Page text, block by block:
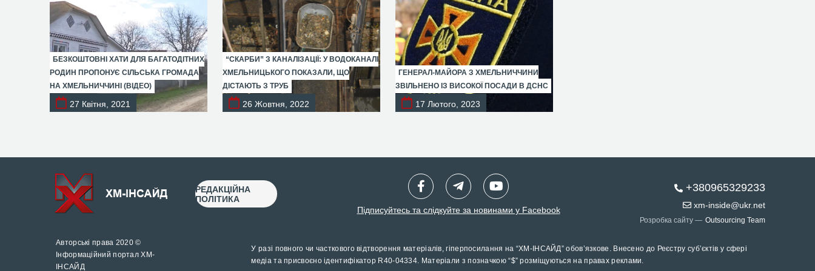
БЕЗКОШТОВНІ ХАТИ ДЛЯ БАГАТОДІТНИХ
РОДИН ПРОПОНУЄ СІЛЬСЬКА ГРОМАДА
НА ХМЕЛЬНИЧЧИНІ (ВІДЕО)
27 Квітня, 2021
“СКАРБИ” З КАНАЛІЗАЦІЇ: У ВОДОКАНАЛІ
ХМЕЛЬНИЦЬКОГО ПОКАЗАЛИ, ЩО
ДІСТАЮТЬ З ТРУБ
26 Жовтня, 2022
ГЕНЕРАЛ-МАЙОРА З ХМЕЛЬНИЧЧИНИ
ЗВІЛЬНЕНО ІЗ ВИСОКОЇ ПОСАДИ В ДСНС
17 Лютого, 2023
РЕДАКЦІЙНА
ПОЛІТИКА
Підписуйтесь та слідкуйте за новинами у Facebook
+380965329233
xm-inside@ukr.net
Розробка сайту — Outsourcing Team
Авторські права 2020 ©
Інформаційний портал ХМ-
ІНСАЙД
У разі повного чи часткового відтворення матеріалів, гіперпосилання на “ХМ-ІНСАЙД” обов’язкове. Внесено до Реєстру суб’єктів у сфері
медіа та присвоєно ідентифікатор R40-04334. Матеріали з позначкою “$” розміщуються на правах реклами.